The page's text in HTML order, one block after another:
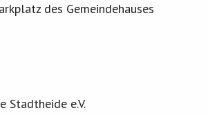
des Gemeindehauses
Stadtheide e.V.